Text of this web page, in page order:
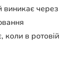
виникає через
коли в ротовій